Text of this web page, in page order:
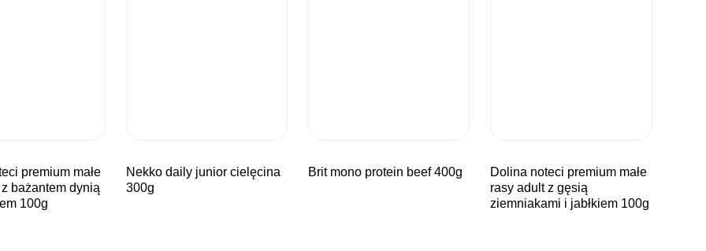
bażantem dynią
100g
nekko daily junior cielęcina
300g
brit mono protein beef 400g
dolina noteci premium małe
rasy adult z gęsią
ziemniakami i jabłkiem 100g